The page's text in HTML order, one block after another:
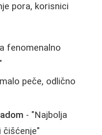
pora, korisnici
fenomenalno
peče, odlično
- "Najbolja
čišćenje"